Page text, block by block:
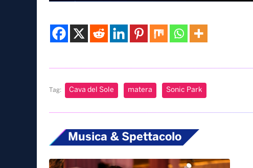
Tag: Cava del Sole matera Sonic Park
Musica & Spettacolo